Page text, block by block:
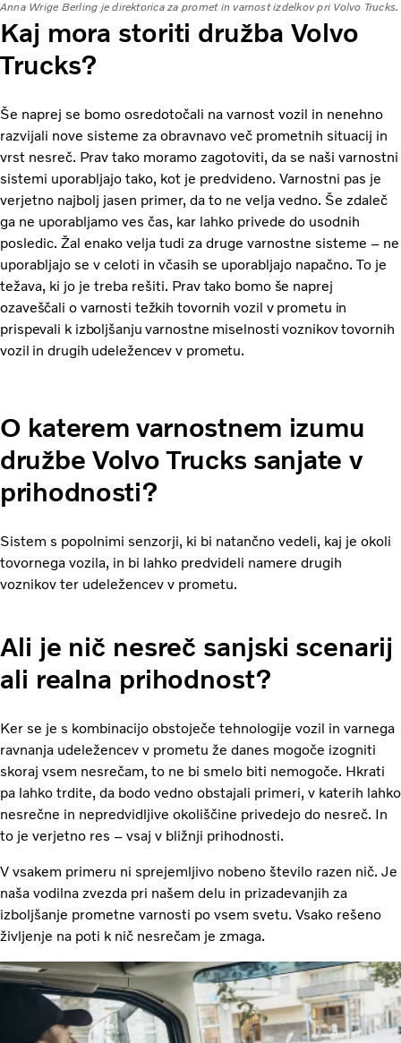
Anna Wrige Berling je direktorica za promet in varnost izdelkov pri Volvo Trucks.
Kaj mora storiti družba Volvo
Trucks?
Še naprej se bomo osredotočali na varnost vozil in nenehno
razvijali nove sisteme za obravnavo več prometnih situacij in
vrst nesreč. Prav tako moramo zagotoviti, da se naši varnostni
sistemi uporabljajo tako, kot je predvideno. Varnostni pas je
verjetno najbolj jasen primer, da to ne velja vedno. Še zdaleč
ga ne uporabljamo ves čas, kar lahko privede do usodnih
posledic. Žal enako velja tudi za druge varnostne sisteme – ne
uporabljajo se v celoti in včasih se uporabljajo napačno. To je
težava, ki jo je treba rešiti. Prav tako bomo še naprej
ozaveščali o varnosti težkih tovornih vozil v prometu in
prispevali k izboljšanju varnostne miselnosti voznikov tovornih
vozil in drugih udeležencev v prometu.
O katerem varnostnem izumu
družbe Volvo Trucks sanjate v
prihodnosti?
Sistem s popolnimi senzorji, ki bi natančno vedeli, kaj je okoli
tovornega vozila, in bi lahko predvideli namere drugih
voznikov ter udeležencev v prometu.
Ali je nič nesreč sanjski scenarij
ali realna prihodnost?
Ker se je s kombinacijo obstoječe tehnologije vozil in varnega
ravnanja udeležencev v prometu že danes mogoče izogniti
skoraj vsem nesrečam, to ne bi smelo biti nemogoče. Hkrati
pa lahko trdite, da bodo vedno obstajali primeri, v katerih lahko
nesrečne in nepredvidljive okoliščine privedejo do nesreč. In
to je verjetno res – vsaj v bližnji prihodnosti.
V vsakem primeru ni sprejemljivo nobeno število razen nič. Je
naša vodilna zvezda pri našem delu in prizadevanjih za
izboljšanje prometne varnosti po vsem svetu. Vsako rešeno
življenje na poti k nič nesrečam je zmaga.